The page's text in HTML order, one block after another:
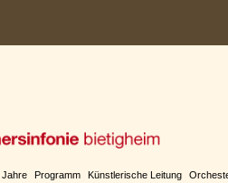
Jahre Programm Künstlerische Leitung